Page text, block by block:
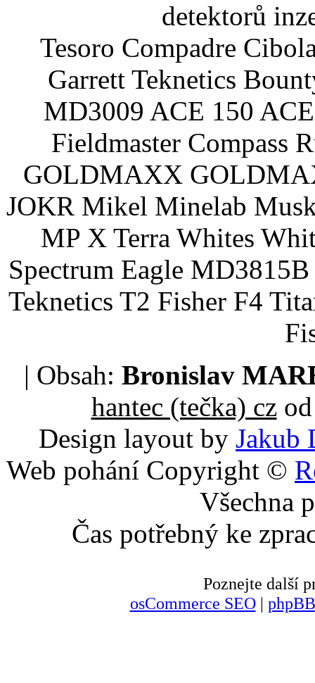
detektorů
Tesoro Compadre
Garrett Teknetics
MD3009 ACE 150
Fieldmaster Compass
GOLDMAXX
JOKR Mikel Minelab
MP X Terra Whites
Spectrum Eagle
Teknetics T2 Fisher F4
| Obsah: Bronislav
hantec (tečka) czod
Design layout by Jakub
Web pohání Copyright ©
Všechna
Čas potřebný ke
Poznejte další
osCommerce SEO|